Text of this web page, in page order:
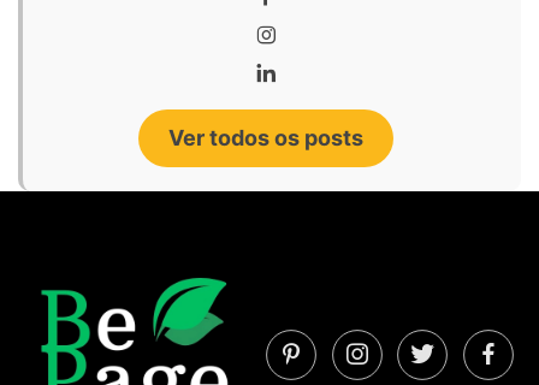
Ver todos os posts